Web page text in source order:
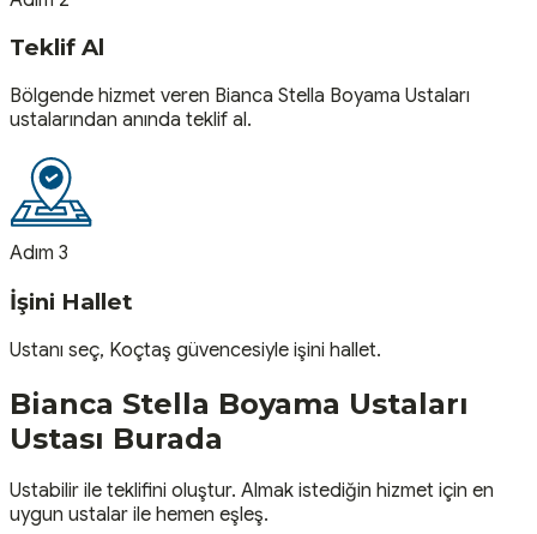
Teklif Al
Bölgende hizmet veren Bianca Stella Boyama Ustaları
ustalarından anında teklif al.
Adım 3
İşini Hallet
Ustanı seç, Koçtaş güvencesiyle işini hallet.
Bianca Stella Boyama Ustaları
Ustası Burada
Ustabilir ile teklifini oluştur. Almak istediğin hizmet için en
uygun ustalar ile hemen eşleş.